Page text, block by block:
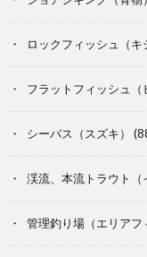
ロックフィッシュ（キ
フラットフィッシュ（
シーバス（スズキ）
渓流、本流トラウト（
管理釣り場（エリアフ